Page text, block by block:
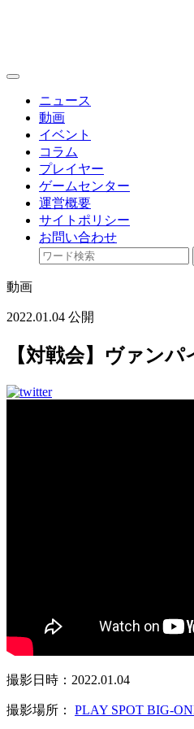
toggle
ニュース
動画
イベント
コラム
プレイヤー
ゲームセンター
運営概要
サイトポリシー
お問い合わせ
動画
2022.01.04 公開
【対戦会】ヴァン
撮影日時：2022.01.04
撮影場所： PLAY SPOT BIG-